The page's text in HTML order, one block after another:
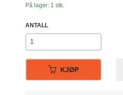
På lager: 1 stk.
ANTALL
KJØP